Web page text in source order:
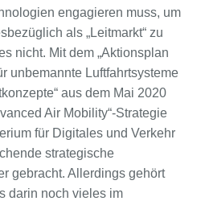
engagieren muss, um
als „Leitmarkt“ zu
nicht. Mit dem „Aktionsplan
unbemannte Luftfahrtsysteme
aus dem Mai 2020
Air Mobility“-Strategie
für Digitales und Verkehr
strategische
gebracht. Allerdings gehört
darin noch vieles im